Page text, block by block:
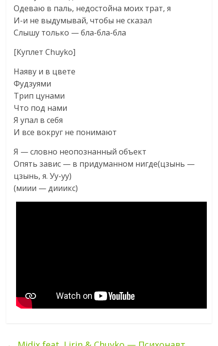
Одеваю в паль, недостойна моих трат, я
И-и не выдумывай, чтобы не сказал
Слышу только — бла-бла-бла
[Куплет Сhuyko]
Наяву и в цвете
Фудзуями
Трип цунами
Что под нами
Я упал в себя
И все вокруг не понимают
Я — словно неопознанный объект
Опять завис — в придуманном нигде(цзынь —
цзынь, я. Уу-уу)
(миии — дииикс)